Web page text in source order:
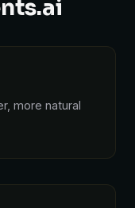
more natural